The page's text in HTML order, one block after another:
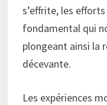
s’effrite, les
fondamental qui
plongeant ainsi la
décevante.
Les expériences